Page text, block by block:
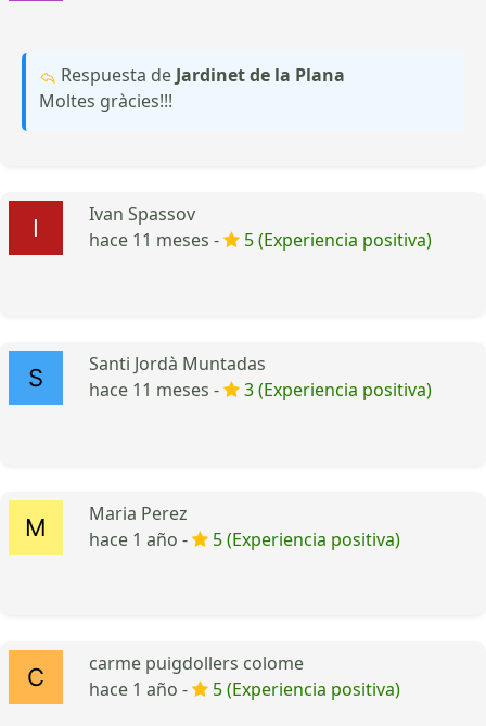
Respuesta de Jardinet de la Plana
Moltes gràcies!!!
Ivan Spassov
hace 11 meses -
5 (Experiencia positiva)
Santi Jordà Muntadas
hace 11 meses -
3 (Experiencia positiva)
Maria Perez
hace 1 año -
5 (Experiencia positiva)
carme puigdollers colome
hace 1 año -
5 (Experiencia positiva)